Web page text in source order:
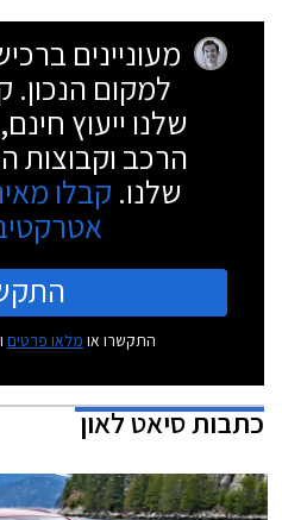
מעוניינים
למקום הנכון.
שלנו ייעוץ
הרכב וקבוצות
שלנו. קבלו
התקשרו או מלאו פרטים
כתבותסיאט לאון